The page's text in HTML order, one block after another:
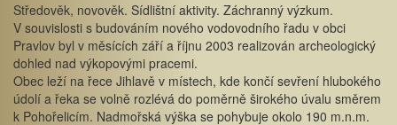
Středověk, novověk. Sídlištní aktivity. Záchranný výzkum.
V souvislosti s budováním nového vodovodního řadu v obci
Pravlov byl v měsících září a říjnu 2003 realizován archeologický
dohled nad výkopovými pracemi.
Obec leží na řece Jihlavě v místech, kde končí sevření hlubokého
údolí a řeka se volně rozlévá do poměrně širokého úvalu směrem
k Pohořelicím. Nadmořská výška se pohybuje okolo 190 m.n.m.